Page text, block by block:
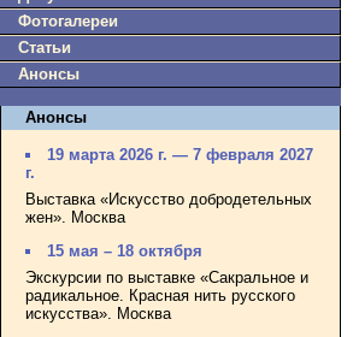
Фотогалереи
Статьи
Анонсы
Анонсы
19 марта 2026 г. — 7 февраля 2027
г.
Выставка «Искусство добродетельных
жен». Москва
15 мая – 18 октября
Экскурсии по выставке «Сакральное и
радикальное. Красная нить русского
искусства». Москва